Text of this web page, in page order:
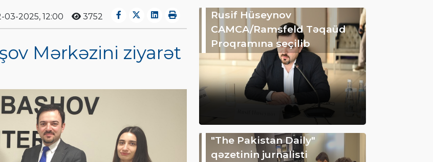
03-2025, 12:00 3752
Mərkəzini ziyarət
Rusif Hüseynov
CAMCA/Ramsfeld Təqaüd
Proqramına seçilib
"The Pakistan Daily"
qəzetinin jurnalisti